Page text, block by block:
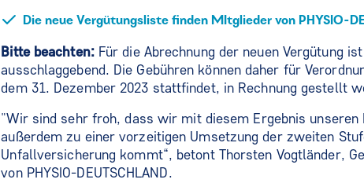
Die neue Vergütungsliste finden MItglieder von PHYSIO-
Bitte beachten: Für die Abrechnung der neuen Vergütung
ausschlaggebend. Die Gebühren können daher für
dem 31. Dezember 2023 stattfindet, in Rechnung gestellt
"Wir sind sehr froh, dass wir mit diesem Ergebnis unseren
außerdem zu einer vorzeitigen Umsetzung der zweiten
Unfallversicherung kommt“, betont Thorsten Vogtländer,
von PHYSIO-DEUTSCHLAND.